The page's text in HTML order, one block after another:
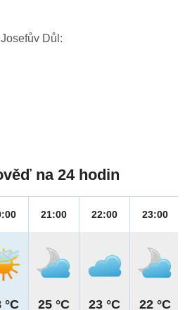
Důl:
na 24 hodin
°C
21:00
25 °C
22:00
23 °C
23:00
22 °C